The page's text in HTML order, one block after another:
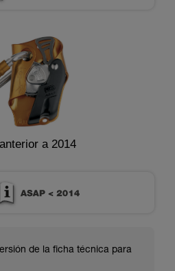
a 2014
de la ficha técnica para